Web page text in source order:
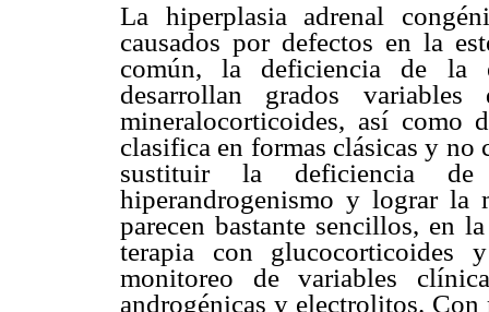
La hiperplasia adrenal
causados por defectos en la
común, la deficiencia de la
desarrollan grados
mineralocorticoides, así como
clasifica en formas clásicas y
sustituir la deficiencia
hiperandrogenismo y lograr la
parecen bastante sencillos, en
terapia con glucocorticoides
monitoreo de variables
androgénicas y electrolitos. Con